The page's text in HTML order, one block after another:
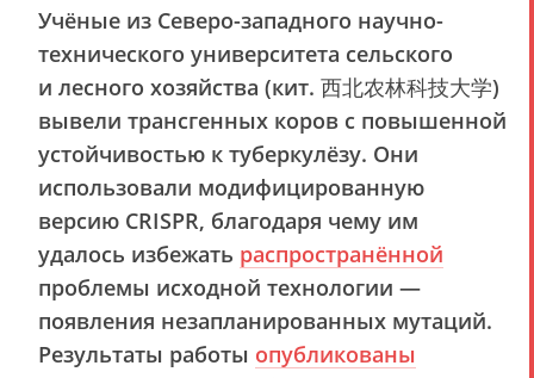
Учёные из Северо-западного научно-
технического университета сельского
и лесного хозяйства (кит. 西北农林科技大学)
вывели трансгенных коров с повышенной
устойчивостью к туберкулёзу. Они
использовали модифицированную
версию CRISPR, благодаря чему им
удалось избежать распространённой
проблемы исходной технологии —
появления незапланированных мутаций.
Результаты работы опубликованы